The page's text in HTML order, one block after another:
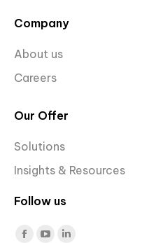
Company
About us
Careers
Our Offer
Solutions
Insights & Resources
Follow us
Find us on: